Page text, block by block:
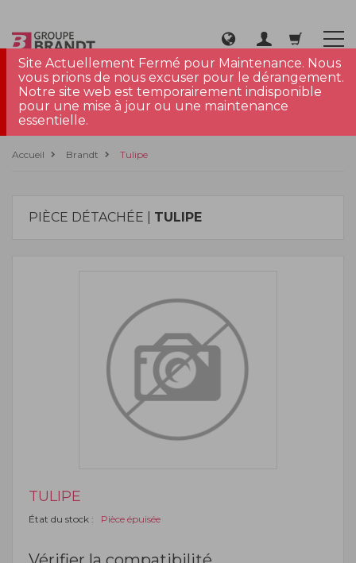
Site Actuellement Fermé pour Maintenance. Nous
vous prions de nous excuser pour le dérangement.
Notre site web est temporairement indisponible
pour une mise à jour ou une maintenance
essentielle.
Accueil Brandt Tulipe
PIÈCE DÉTACHÉE | TULIPE
TULIPE
État du stock : Pièce épuisée